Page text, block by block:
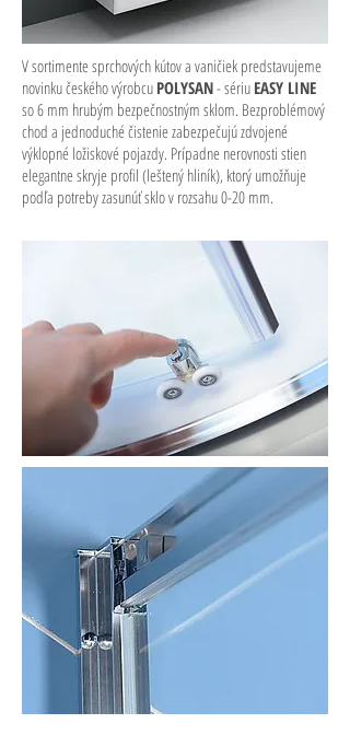
V sortimente sprchových kútov a vaničiek predstavujeme
novinku českého výrobcu POLYSAN- sériu EASY LINE
so 6 mm hrubým bezpečnostným sklom. Bezproblémový
chod a jednoduché čistenie zabezpečujú zdvojené
výklopné ložiskové pojazdy. Prípadne nerovnosti stien
elegantne skryje profil (leštený hliník), ktorý umožňuje
podľa potreby zasunúť sklo v rozsahu 0-20 mm.